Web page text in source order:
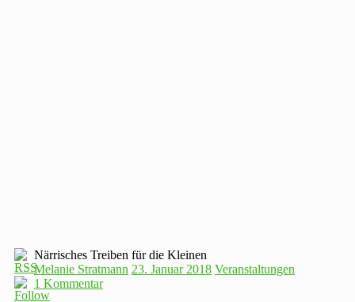
Närrisches Treiben für die Kleinen
Melanie Stratmann 23. Januar 2018 Veranstaltungen
1 Kommentar